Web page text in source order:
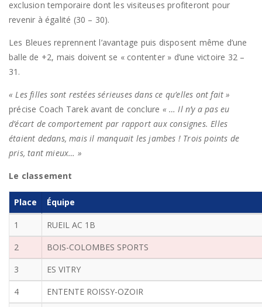
exclusion temporaire dont les visiteuses profiteront pour
revenir à égalité (30 – 30).
Les Bleues reprennent l’avantage puis disposent même d’une
balle de +2, mais doivent se « contenter » d’une victoire 32 –
31.
« Les filles sont restées sérieuses dans ce qu’elles ont fait »
précise Coach Tarek avant de conclure « … Il n’y a pas eu
d’écart de comportement par rapport aux consignes. Elles
étaient dedans, mais il manquait les jambes ! Trois points de
pris, tant mieux… »
Le classement
Place Équipe
1
RUEIL AC 1B
2
BOIS-COLOMBES SPORTS
3
ES VITRY
4
ENTENTE ROISSY-OZOIR